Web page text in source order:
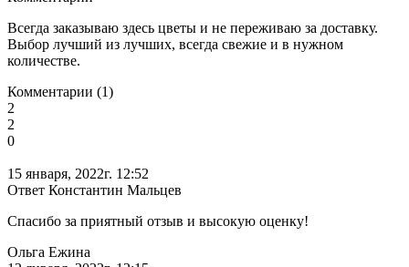
Всегда заказываю здесь цветы и не переживаю за доставку.
Выбор лучший из лучших, всегда свежие и в нужном
количестве.
Комментарии (1)
2
2
0
15 января, 2022г. 12:52
Ответ Константин Мальцев
Спасибо за приятный отзыв и высокую оценку!
Ольга Ежина